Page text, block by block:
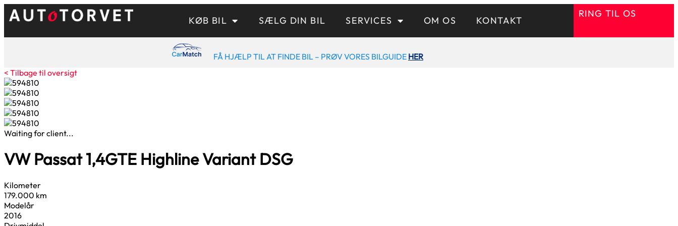
KØB BIL SÆLG DIN BIL SERVICES OM OS KONTAKT
RING TIL OS
FÅ HJÆLP TIL AT FINDE BIL – PRØV VORES BILGUIDE HER
< Tilbage til oversigt
Waiting for client...
VW Passat1,4GTE Highline Variant DSG
Kilometer
179.000 km
Modelår
2016